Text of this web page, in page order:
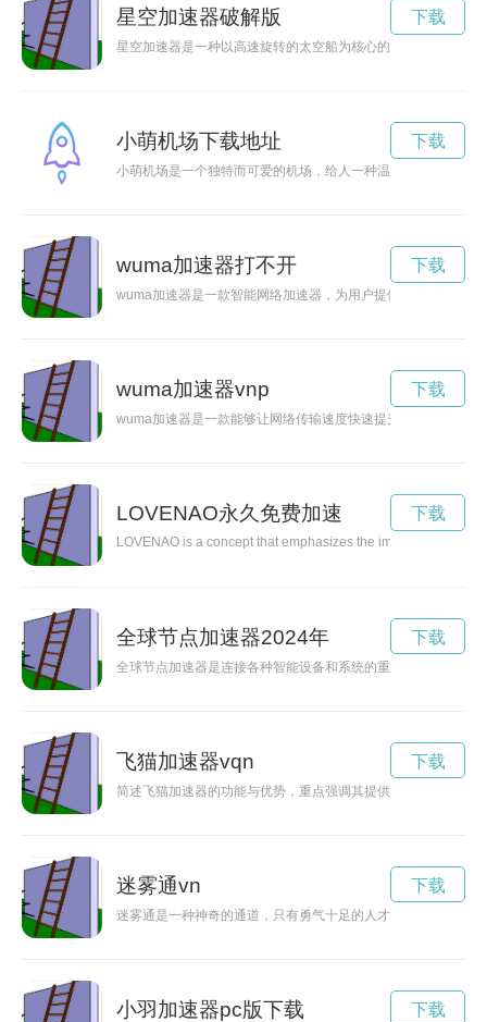
星空加速器破解版
星空加速器是一种以高速旋转的太空船为核心的科技设备，能
下载
小萌机场下载地址
小萌机场是一个独特而可爱的机场，给人一种温馨舒适的感觉
下载
wuma加速器打不开
wuma加速器是一款智能网络加速器，为用户提供更稳定、更
下载
wuma加速器vnp
wuma加速器是一款能够让网络传输速度快速提升的软件，通
下载
LOVENAO永久免费加速
LOVENAO is a concept that emphasizes the importance of
下载
全球节点加速器2024年
全球节点加速器是连接各种智能设备和系统的重要技术，能够
下载
飞猫加速器vqn
简述飞猫加速器的功能与优势，重点强调其提供流畅、稳定的
下载
迷雾通vn
迷雾通是一种神奇的通道，只有勇气十足的人才能穿越其中，探
下载
小羽加速器pc版下载 下载